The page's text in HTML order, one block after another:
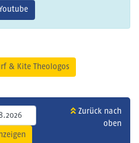
& Kite Theologos
Zurück nach
oben